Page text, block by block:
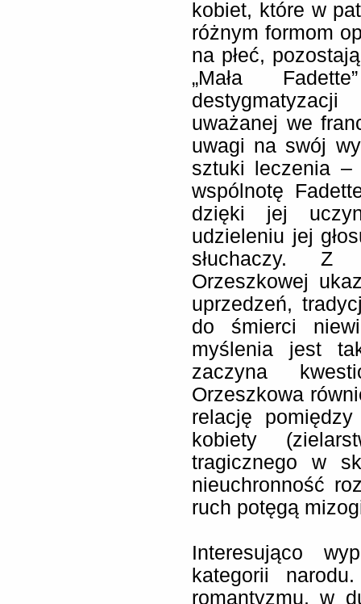
kobiet, które w
różnym formom
na płeć,
„Mała
uważanej we
uwagi na swój
sztuki leczenia –
wspólnotę
dzięki jej
udzieleniu jej
słuchaczy. Z
Orzeszkowej
uprzedzeń,
do śmierci
myślenia jest
zaczyna
Orzeszkowa
relację
kobiety
tragicznego w
nieuchronność
ruch potęgą
Interesująco
kategorii
romantyzmu, w